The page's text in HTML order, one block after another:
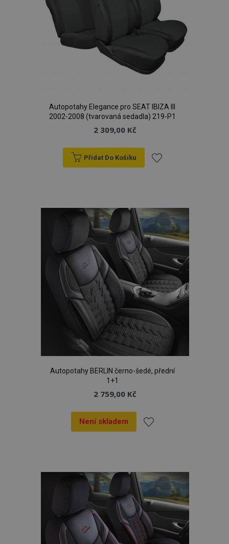
Autopotahy Elegance pro SEAT IBIZA III
2002-2008 (tvarovaná sedadla) 219-P1
2 309,00 Kč
Přidat Do Košíku
oblíbeným
Autopotahy BERLIN černo-šedé, přední
1+1
2 759,00 Kč
Není skladem
oblíbeným